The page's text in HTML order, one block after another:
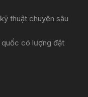
thuật chuyên sâu
có lượng đặt